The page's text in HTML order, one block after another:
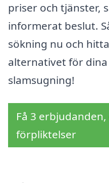
priser och tjänster,
informerat beslut.
sökning nu och
alternativet för
slamsugning!
Få 3
förpliktelser